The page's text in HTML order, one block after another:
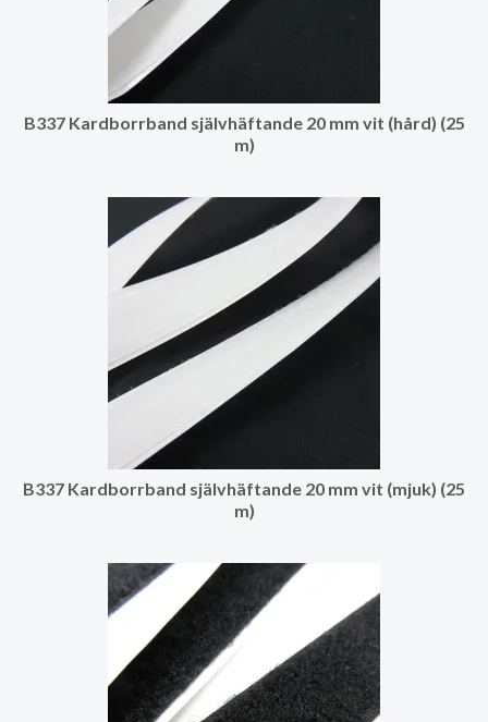
B337 Kardborrband självhäftande 20 mm vit (hård) (25
m)
B337 Kardborrband självhäftande 20 mm vit (mjuk) (25
m)